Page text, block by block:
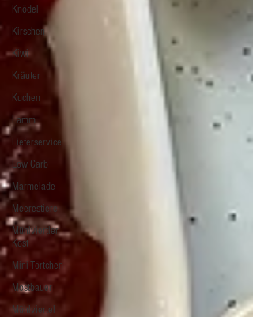
Knödel
Kirschen
Kiwi
Kräuter
Kuchen
Lamm
Lieferservice
Low Carb
Marmelade
Meerestiere
Mühlviertler
Kost
Mini-Törtchen
Mostbauer
Mühlviertel